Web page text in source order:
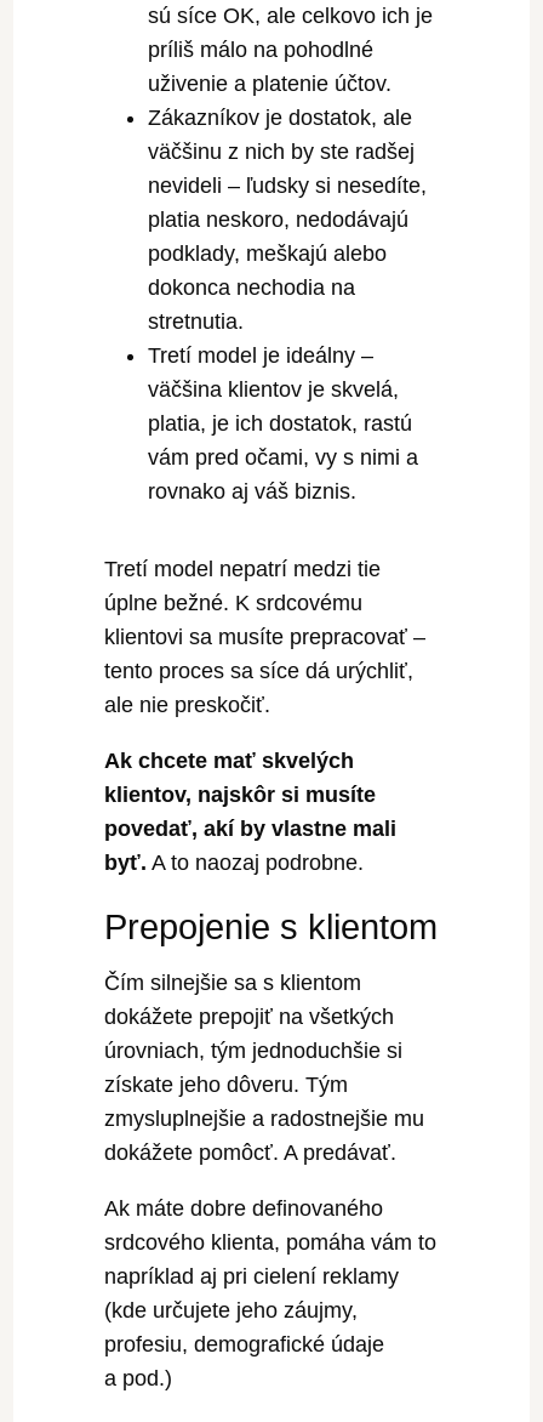
sú síce OK, ale celkovo ich je
príliš málo na pohodlné
uživenie a platenie účtov.
Zákazníkov je dostatok, ale
väčšinu z nich by ste radšej
nevideli – ľudsky si nesedíte,
platia neskoro, nedodávajú
podklady, meškajú alebo
dokonca nechodia na
stretnutia.
Tretí model je ideálny –
väčšina klientov je skvelá,
platia, je ich dostatok, rastú
vám pred očami, vy s nimi a
rovnako aj váš biznis.
Tretí model nepatrí medzi tie
úplne bežné. K srdcovému
klientovi sa musíte prepracovať –
tento proces sa síce dá urýchliť,
ale nie preskočiť.
Ak chcete mať skvelých
klientov, najskôr si musíte
povedať, akí by vlastne mali
byť. A to naozaj podrobne.
Prepojenie s klientom
Čím silnejšie sa s klientom
dokážete prepojiť na všetkých
úrovniach, tým jednoduchšie si
získate jeho dôveru. Tým
zmysluplnejšie a radostnejšie mu
dokážete pomôcť. A predávať.
Ak máte dobre definovaného
srdcového klienta, pomáha vám to
napríklad aj pri cielení reklamy
(kde určujete jeho záujmy,
profesiu, demografické údaje
a pod.)